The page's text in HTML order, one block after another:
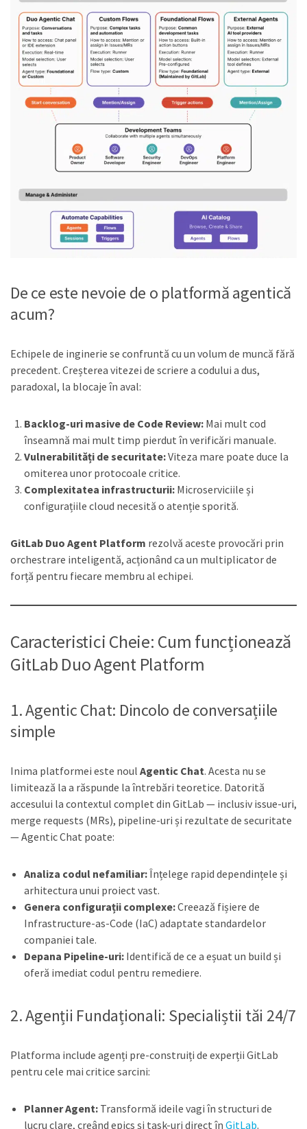
De ce este nevoie de o platformă agentică
acum?
Echipele de inginerie se confruntă cu un volum de muncă fără
precedent. Creșterea vitezei de scriere a codului a dus,
paradoxal, la blocaje în aval:
Backlog-uri masive de Code Review: Mai mult cod
înseamnă mai mult timp pierdut în verificări manuale.
Vulnerabilități de securitate:Viteza mare poate duce la
omiterea unor protocoale critice.
Complexitatea infrastructurii: Microserviciile și
configurațiile cloud necesită o atenție sporită.
GitLab Duo Agent Platform rezolvă aceste provocări prin
orchestrare inteligentă, acționând ca un multiplicator de
forță pentru fiecare membru al echipei.
Caracteristici Cheie: Cum funcționează
GitLab Duo Agent Platform
1. Agentic Chat: Dincolo de conversațiile
simple
Inima platformei este noul Agentic Chat. Acesta nu se
limitează la a răspunde la întrebări teoretice. Datorită
accesului la contextul complet din GitLab — inclusiv issue-uri,
merge requests (MRs), pipeline-uri și rezultate de securitate
— Agentic Chat poate:
Analiza codul nefamiliar:Înțelege rapid dependințele și
arhitectura unui proiect vast.
Genera configurații complexe:Creează fișiere de
Infrastructure-as-Code (IaC) adaptate standardelor
companiei tale.
Depana Pipeline-uri: Identifică de ce a eșuat un build și
oferă imediat codul pentru remediere.
2. Agenții Fundaționali: Specialiștii tăi 24/7
Platforma include agenți pre-construiți de experții GitLab
pentru cele mai critice sarcini:
Planner Agent: Transformă ideile vagi în structuri de
lucru clare, creând epics și task-uri direct în GitLab.